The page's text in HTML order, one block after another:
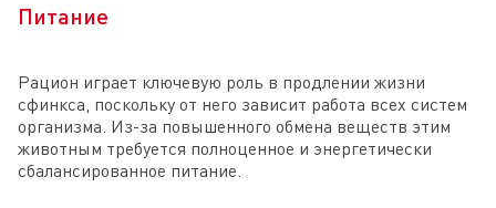
Питание
Рацион играет ключевую роль в продлении жизни
сфинкса, поскольку от него зависит работа всех систем
организма. Из-за повышенного обмена веществ этим
животным требуется полноценное и энергетически
сбалансированное питание.